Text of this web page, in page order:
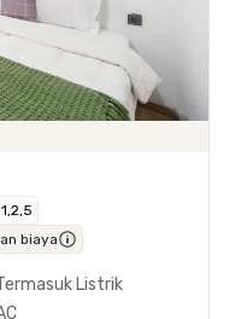
biaya
Listrik